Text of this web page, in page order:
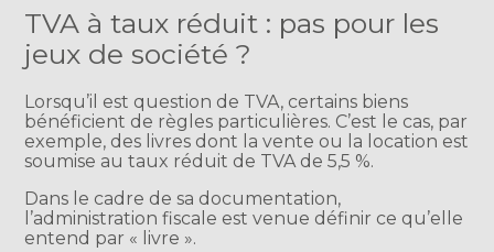
TVA à taux réduit : pas pour les
jeux de société ?
Lorsqu’il est question de TVA, certains biens
bénéficient de règles particulières. C’est le cas, par
exemple, des livres dont la vente ou la location est
soumise au taux réduit de TVA de 5,5 %.
Dans le cadre de sa documentation,
l’administration fiscale est venue définir ce qu’elle
entend par « livre ».